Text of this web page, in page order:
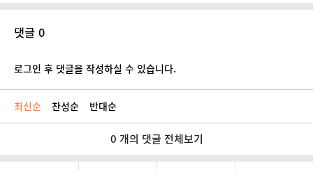
댓글 0
로그인 후 댓글을 작성하실 수 있습니다.
최신순 찬성순 반대순
0 개의 댓글 전체보기